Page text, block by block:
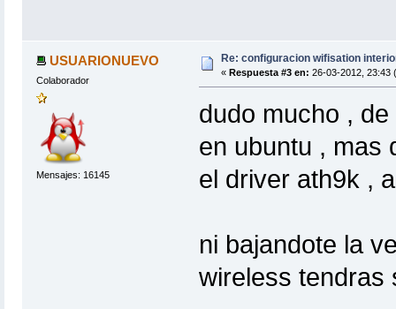
USUARIONUEVO
Colaborador
Mensajes: 16145
Re: configuracion wifisation
« Respuesta #3 en: 26-03-2012, 23:43
dudo mucho ,
en ubuntu , mas
el driver ath9k ,
ni bajandote la
wireless tendras